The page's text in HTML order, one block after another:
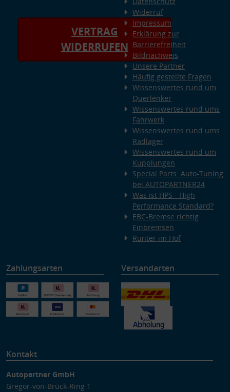
VERTRAG
WIDERRUFEN
Widerruf
Impressum
Erklärung zur
Barrierefreiheit
Bildnachweis
Unsere Partner
Häufig gestellte Fragen
Wissenswertes rund um
Querlenker
Wissenswertes rund ums
Fahrwerk
Wissenswertes rund ums
Radlager
Wissenswertes rund um
Kupplungen
Special Parts: Auto-Tuning
bei AUTOPARTNER24
Was ist HPS - High
Performance Standard?
EBC-Bremse richtig
Einbremsen
Runter im Hof
Zahlungsarten Versandarten
Kontakt
Autopartner GmbH
Gregor-von-Brück-Ring 1